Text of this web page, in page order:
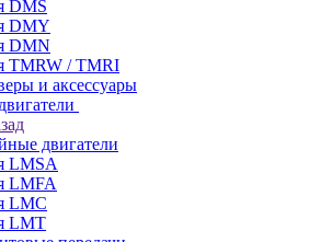
DMS
DMY
DMN
TMRW / TMRI
и аксессуары
двигатели
LMSA
LMFA
LMC
LMT